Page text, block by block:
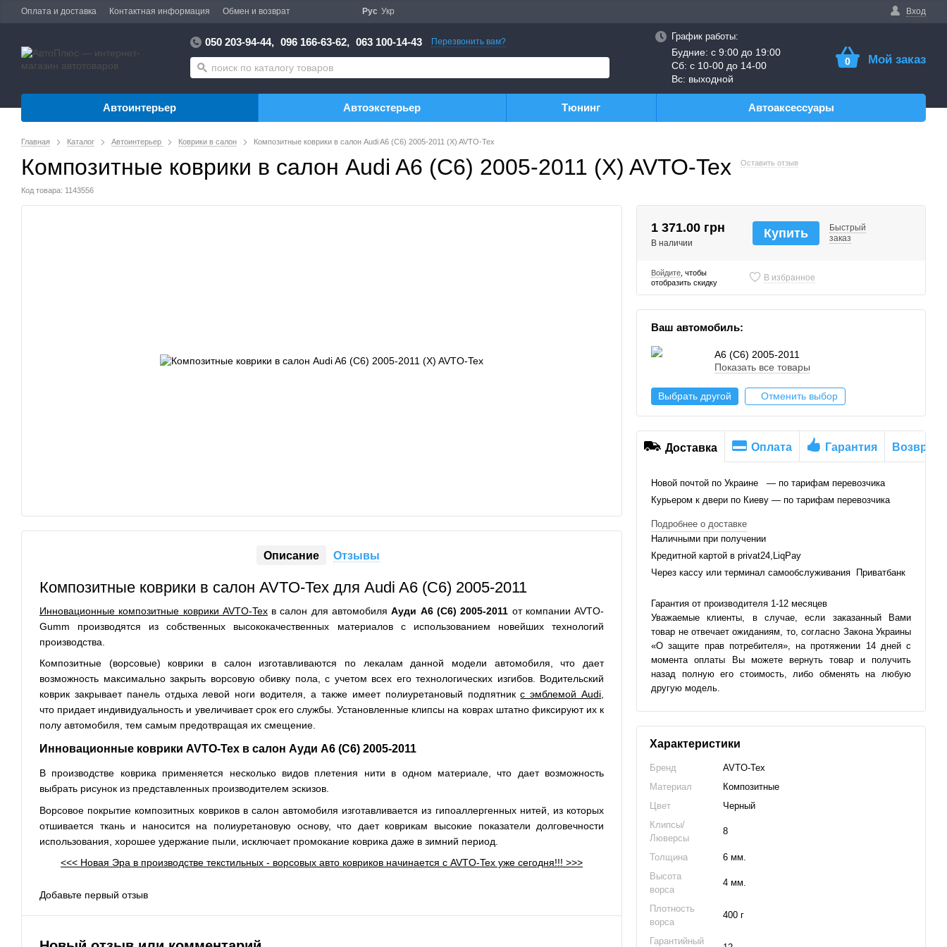
Оплата и доставка Контактная информация Обмен и возврат Вход
Рус Укр
050 203-94-44, 096 166-63-62, 063 100-14-43 Перезвонить вам? График работы:
Будние: с 9:00 до 19:00
Сб: с 10-00 до 14-00
Вс: выходной
0 Мой заказ
Автоинтерьер Автоэкстерьер Тюнинг Автоаксессуары
Главная Каталог Автоинтерьер Коврики в салон Композитные коврики в салон Audi A6 (C6) 2005-2011 (X) AVTO-Tex
Композитные коврики в салон Audi A6 (C6) 2005-2011 (X) AVTO-Tex Оставить отзыв
Код товара: 1143556
Описание Отзывы
Композитные коврики в салон AVTO-Tex для Audi A6 (C6) 2005-2011
Инновационные композитные коврики AVTO-Texв салон для автомобиляАуди A6 (C6) 2005-2011 от компании AVTO-
Gumm производятся из собственных высококачественных материалов с использованием новейших технологий
производства.
Композитные (ворсовые) коврики в салон изготавливаются по лекалам данной модели автомобиля, что дает
возможность максимально закрыть ворсовую обивку пола, с учетом всех его технологических изгибов. Водительский
коврик закрывает панель отдыха левой ноги водителя, а также имеет полиуретановый подпятникс эмблемой Audi,
что придает индивидуальность и увеличивает срок его службы. Установленные клипсы на коврах штатно фиксируют их к
полу автомобиля, тем самым предотвращая их смещение.
Инновационные коврики AVTO-Tex в салон Ауди A6 (C6) 2005-2011
В производстве коврика применяется несколько видов плетения нити в одном материале, что дает возможность
выбрать рисунок из представленных производителем эскизов.
Ворсовое покрытие композитных ковриков в салон автомобиля изготавливается из гипоаллергенных нитей, из которых
отшивается ткань и наносится на полиуретановую основу, что дает коврикам высокие показатели долговечности
использования, хорошее удержание пыли, исключает промокание коврика даже в зимний период.
<<< Новая Эра в производстве текстильных - ворсовых авто ковриков начинается с AVTO-Tex уже сегодня!!! >>>
Добавьте первый отзыв
1 371.00 грн
В наличии
Купить
Быстрый
заказ
Войдите , чтобы
отобразить скидку
В избранное
Ваш автомобиль:
A6 (C6) 2005-2011
Показать все товары
Выбрать другой Отменить выбор
Доставка Оплата Гарантия Возврат
Новой почтой по Украине — по тарифам перевозчика
Курьером к двери по Киеву — по тарифам перевозчика
Подробнее о доставке
Наличными при получении
Кредитной картой в privat24,LiqPay
Через кассу или терминал самообслуживания Приватбанк
Гарантия от производителя 1-12 месяцев
Уважаемые клиенты, в случае, если заказанный Вами
товар не отвечает ожиданиям, то, согласно Закона Украины
«О защите прав потребителя», на протяжении 14 дней с
момента оплаты Вы можете вернуть товар и получить
назад полную его стоимость, либо обменять на любую
другую модель.
Характеристики
Бренд
AVTO-Tex
Материал
Композитные
Цвет
Черный
Клипсы/
Люверсы
8
Толщина
6 мм.
Высота
ворса
4 мм.
Плотность
ворса
400 г
Гарантийный